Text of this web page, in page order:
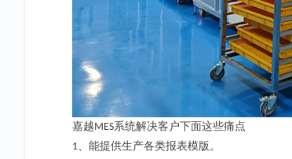
嘉越MES系统解决客户下面这些痛点
1、能提供生产各类报表模版。